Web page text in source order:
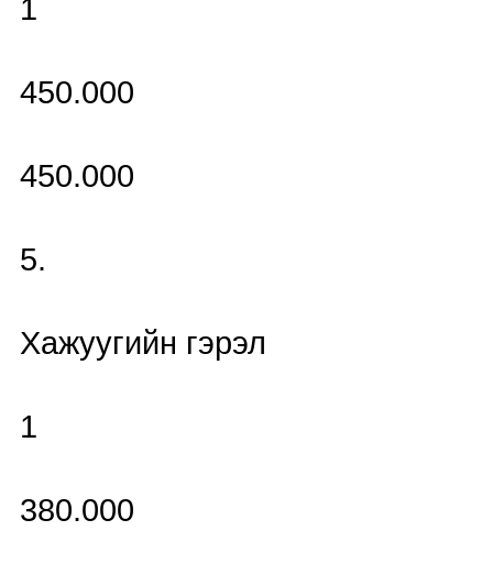
1
450.000
450.000
5.
Хажуугийн гэрэл
1
380.000